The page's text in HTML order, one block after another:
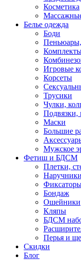
Косметика
Белье одежда
Боди
Комплекты
Игровые
Корсеты
Трусики
Чулки,
Подвязки,
Маски
Большие
Мужское
Фетиш и БДСМ
Плетки,
Наручники
Бондаж
Ошейники
Кляпы
БДСМ
Перья и
Скидки
Блог